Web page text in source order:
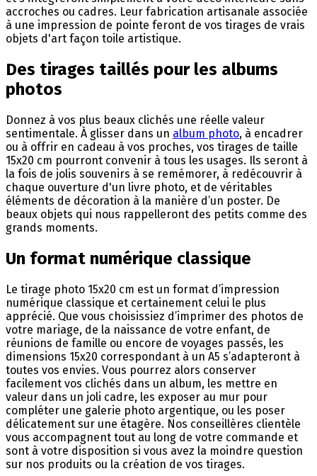
accroches ou cadres. Leur fabrication artisanale associée
à une impression de pointe feront de vos tirages de vrais
objets d'art façon toile artistique.
Des tirages taillés pour les albums
photos
Donnez à vos plus beaux clichés une réelle valeur
sentimentale. À glisser dans un album photo, à encadrer
ou à offrir en cadeau à vos proches, vos tirages de taille
15x20 cm pourront convenir à tous les usages. Ils seront à
la fois de jolis souvenirs à se remémorer, à redécouvrir à
chaque ouverture d'un livre photo, et de véritables
éléments de décoration à la manière d’un poster. De
beaux objets qui nous rappelleront des petits comme des
grands moments.
Un format numérique classique
Le tirage photo 15x20 cm est un format d’impression
numérique classique et certainement celui le plus
apprécié. Que vous choisissiez d’imprimer des photos de
votre mariage, de la naissance de votre enfant, de
réunions de famille ou encore de voyages passés, les
dimensions 15x20 correspondant à un A5 s’adapteront à
toutes vos envies. Vous pourrez alors conserver
facilement vos clichés dans un album, les mettre en
valeur dans un joli cadre, les exposer au mur pour
compléter une galerie photo argentique, ou les poser
délicatement sur une étagère. Nos conseillères clientèle
vous accompagnent tout au long de votre commande et
sont à votre disposition si vous avez la moindre question
sur nos produits ou la création de vos tirages.